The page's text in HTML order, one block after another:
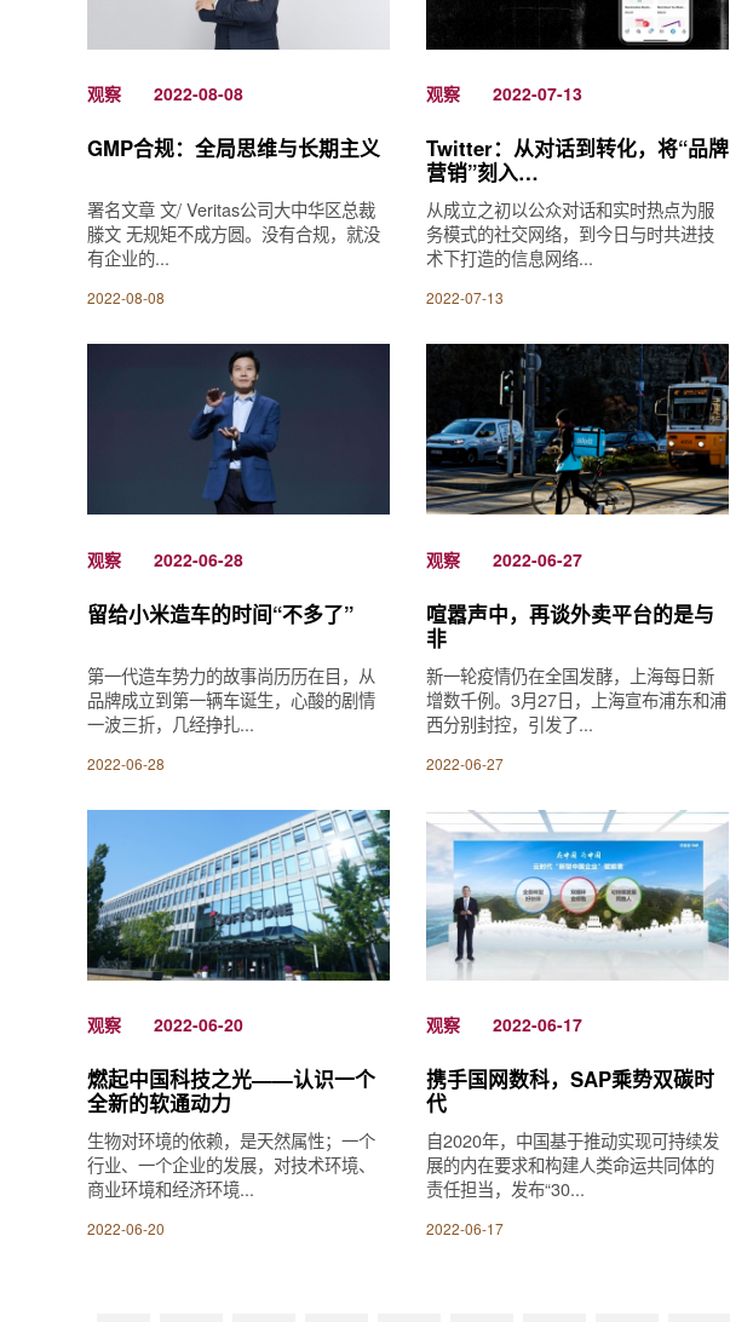
观察 2022-08-08
GMP合规：全局思维与长期主义
署名文章 文/ Veritas公司大中华区总裁
滕文 无规矩不成方圆。没有合规，就没
有企业的...
2022-08-08
观察 2022-07-13
Twitter：从对话到转化，将“品牌
营销”刻入…
从成立之初以公众对话和实时热点为服
务模式的社交网络，到今日与时共进技
术下打造的信息网络...
2022-07-13
观察 2022-06-28
留给小米造车的时间“不多了”
第一代造车势力的故事尚历历在目，从
品牌成立到第一辆车诞生，心酸的剧情
一波三折，几经挣扎...
2022-06-28
观察 2022-06-27
喧嚣声中，再谈外卖平台的是与
非
新一轮疫情仍在全国发酵，上海每日新
增数千例。3月27日，上海宣布浦东和浦
西分别封控，引发了...
2022-06-27
观察 2022-06-20
燃起中国科技之光——认识一个
全新的软通动力
生物对环境的依赖，是天然属性；一个
行业、一个企业的发展，对技术环境、
商业环境和经济环境...
2022-06-20
观察 2022-06-17
携手国网数科，SAP乘势双碳时
代
自2020年，中国基于推动实现可持续发
展的内在要求和构建人类命运共同体的
责任担当，发布“30...
2022-06-17